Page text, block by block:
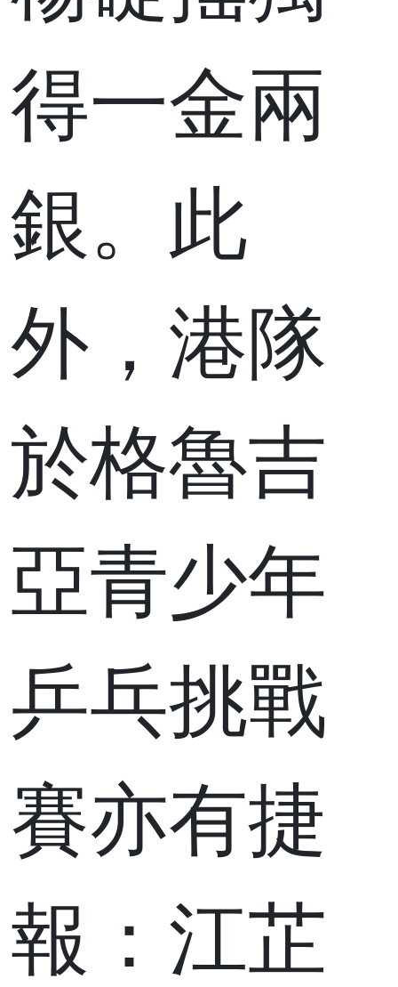
得一金兩
銀。此
外，港隊
於格魯吉
亞青少年
乒乓挑戰
賽亦有捷
報：江芷